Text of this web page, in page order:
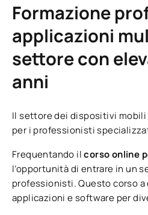
Formazione
applicazioni
settore con
anni
Il settore dei dispositivi
per i professionisti
Frequentando ilcorso online
l’opportunità di entrare in un
professionisti. Questo corso
applicazioni e software per